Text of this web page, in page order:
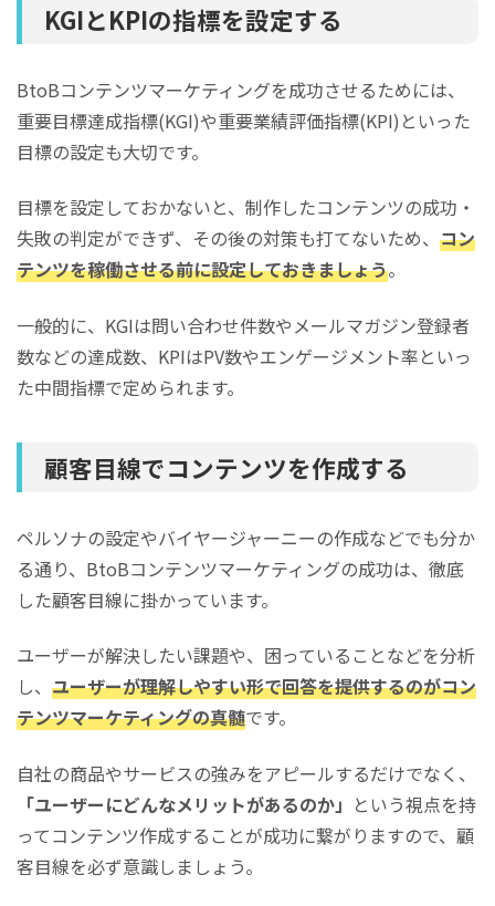
KGIとKPIの指標を設定する
BtoBコンテンツマーケティングを成功させるためには、
重要目標達成指標(KGI)や重要業績評価指標(KPI)といった
目標の設定も大切です。
目標を設定しておかないと、制作したコンテンツの成功・
失敗の判定ができず、その後の対策も打てないため、 コン
テンツを稼働させる前に設定しておきましょう。
一般的に、KGIは問い合わせ件数やメールマガジン登録者
数などの達成数、KPIはPV数やエンゲージメント率といっ
た中間指標で定められます。
顧客目線でコンテンツを作成する
ペルソナの設定やバイヤージャーニーの作成などでも分か
る通り、BtoBコンテンツマーケティングの成功は、徹底
した顧客目線に掛かっています。
ユーザーが解決したい課題や、困っていることなどを分析
し、 ユーザーが理解しやすい形で回答を提供するのがコン
テンツマーケティングの真髄です。
自社の商品やサービスの強みをアピールするだけでなく、
「ユーザーにどんなメリットがあるのか」 という視点を持
ってコンテンツ作成することが成功に繋がりますので、顧
客目線を必ず意識しましょう。